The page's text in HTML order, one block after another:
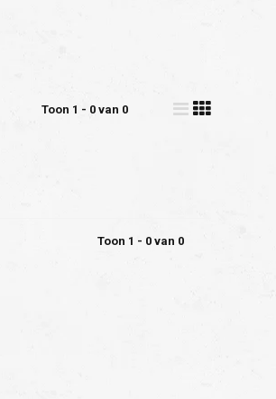
Toon 1 - 0 van 0
Toon 1 - 0 van 0